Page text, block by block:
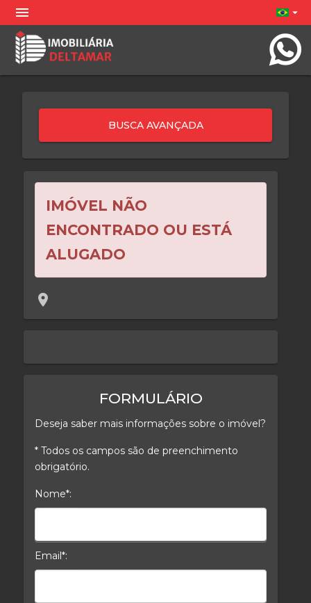
menu arrow_drop_down
IMÓVEL NÃO
ENCONTRADO OU ESTÁ
ALUGADO
location_on
FORMULÁRIO
Deseja saber mais informações sobre o imóvel?
* Todos os campos são de preenchimento
obrigatório.
Nome*:
Email*: